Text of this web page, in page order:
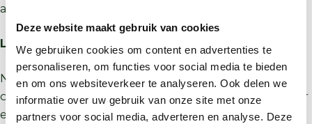
Deze website maakt gebruik van cookies
We gebruiken cookies om content en advertenties te
personaliseren, om functies voor social media te bieden
en om ons websiteverkeer te analyseren. Ook delen we
informatie over uw gebruik van onze site met onze
partners voor social media, adverteren en analyse. Deze
aanvraagformulier.
Landelijke subsidies
Naast deze gemeentelijke subsidie zijn er voor VvE's
ook landelijke subsidies, zoals de SVVE-subsidie voor
energieadvies, isolatie, warmtepompen,